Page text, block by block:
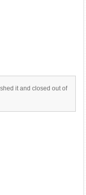
it and closed out of